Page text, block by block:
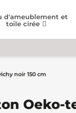
d'ameublement et
toile cirée
noir 150 cm
Oeko-